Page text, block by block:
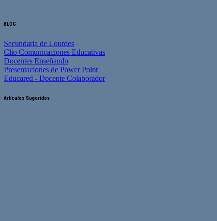
BLOG
Secundaria de Lourdes
Clio Comunicaciones Educativas
Docentes Enseñando
Presentaciones de Power Point
Educared - Docente Colaborador
Artículos Sugeridos